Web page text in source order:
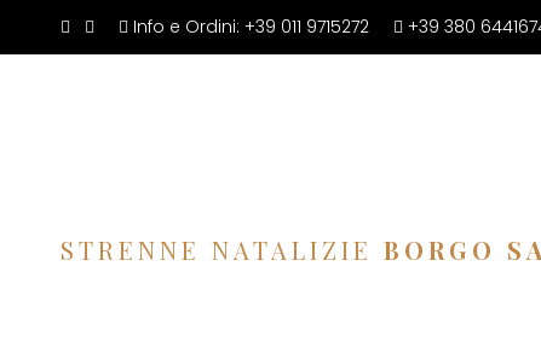
Info e Ordini: +39 011 9715272 +39 380
STRENNE NATALIZIE BORGO